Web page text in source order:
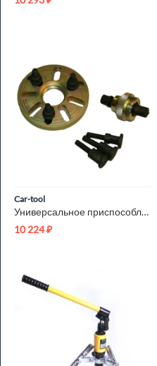
Car-tool
Универсальное приспособление для зубчатых колес Car-Tool CT-1181
10 224₽